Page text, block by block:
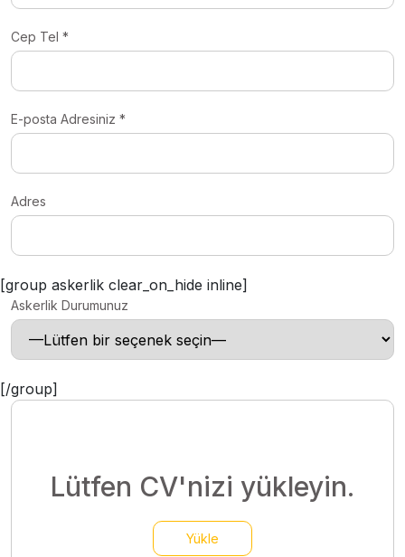
Cep Tel *
E-posta Adresiniz *
Adres
[group askerlik clear_on_hide inline]
Askerlik Durumunuz
[/group]
Lütfen CV'nizi yükleyin.
Yükle